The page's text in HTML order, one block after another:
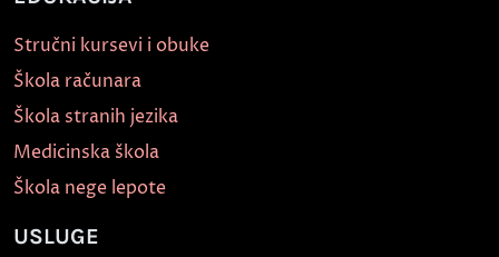
Stručni kursevi i obuke
Škola računara
Škola stranih jezika
Medicinska škola
Škola nege lepote
USLUGE